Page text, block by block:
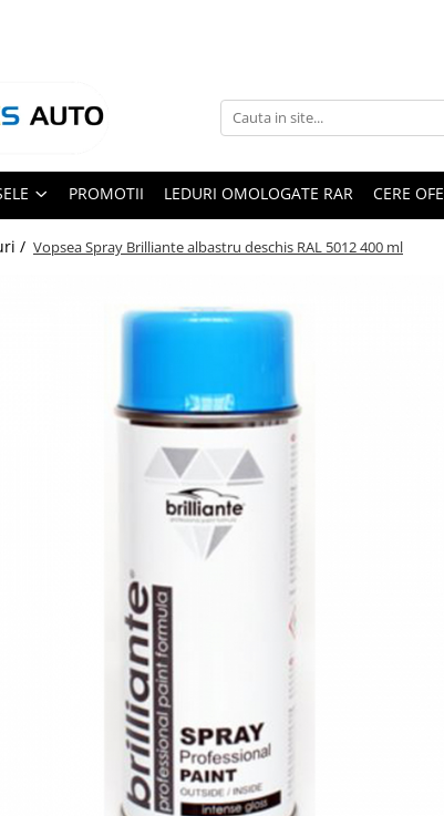
Auto
PROMOTII LEDURI OMOLOGATE RAR CERE
/ Vopsea Spray Brilliante albastru deschis RAL 5012 400 ml